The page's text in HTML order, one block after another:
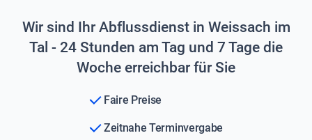
Wir sind Ihr Abflussdienst in Weissach im
Tal - 24 Stunden am Tag und 7 Tage die
Woche erreichbar für Sie
Faire Preise
Zeitnahe Terminvergabe